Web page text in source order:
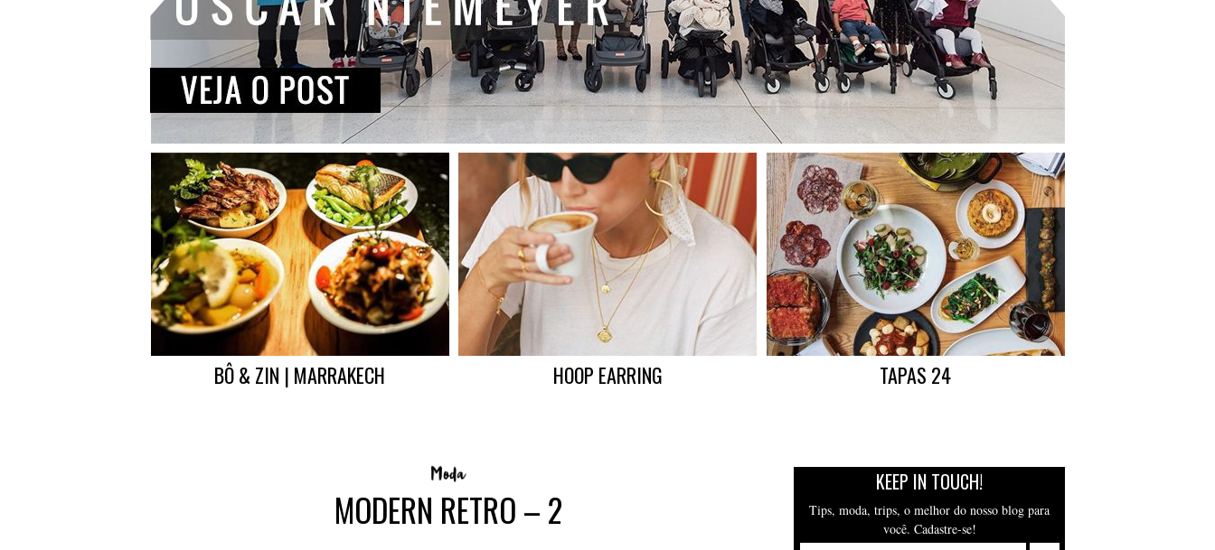
BÔ & ZIN | MARRAKECH HOOP EARRING TAPAS 24
MODERN RETRO – 2
KEEP IN TOUCH!
Tips, moda, trips, o melhor do nosso blog para
você. Cadastre-se!